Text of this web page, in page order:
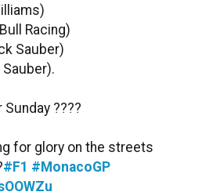
Racing)
Sauber)
????
for glory on the streets
#F1 #MonacoGP